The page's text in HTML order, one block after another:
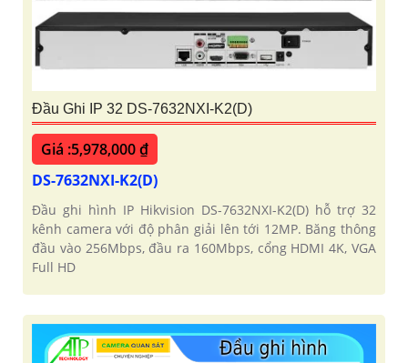
Đầu Ghi IP 32 DS-7632NXI-K2(D)
Giá :5,978,000 ₫
DS-7632NXI-K2(D)
Đầu ghi hình IP Hikvision DS-7632NXI-K2(D) hỗ trợ 32
kênh camera với độ phân giải lên tới 12MP. Băng thông
đầu vào 256Mbps, đầu ra 160Mbps, cổng HDMI 4K, VGA
Full HD